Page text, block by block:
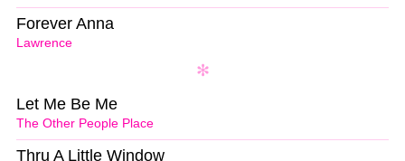
Lawrence
Forever Anna
The Other People Place
Let Me Be Me
Thru A Little Window